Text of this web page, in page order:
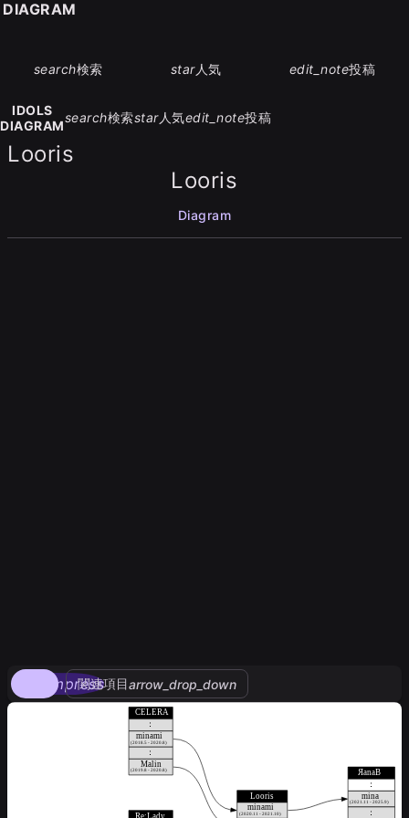
search検索 star人気 edit_note投稿
IDOLS
DIAGRAM
search検索star人気edit_note投稿
Looris
Looris
Diagram
compress
関連項目arrow_drop_down